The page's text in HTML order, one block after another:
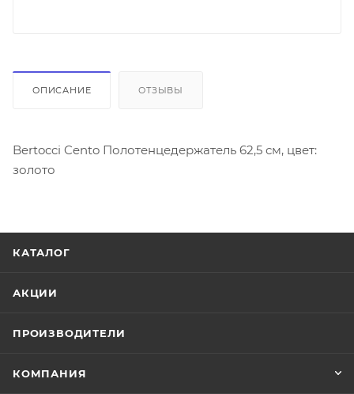
ОПИСАНИЕ ОТЗЫВЫ
Bertocci Cento Полотенцедержатель 62,5 см, цвет:
золото
КАТАЛОГ
АКЦИИ
ПРОИЗВОДИТЕЛИ
КОМПАНИЯ